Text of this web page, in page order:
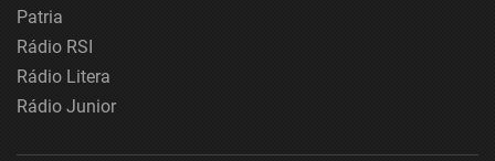
Patria
Rádio RSI
Rádio Litera
Rádio Junior